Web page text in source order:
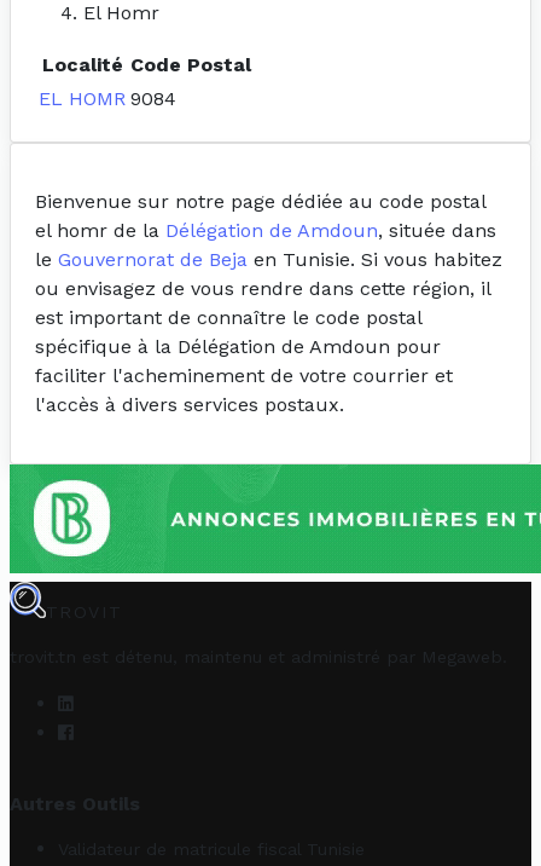
El Homr
Localité Code Postal
EL HOMR 9084
Bienvenue sur notre page dédiée au code postal
el homr de la Délégation de Amdoun, située dans
le Gouvernorat de Beja en Tunisie. Si vous habitez
ou envisagez de vous rendre dans cette région, il
est important de connaître le code postal
spécifique à la Délégation de Amdoun pour
faciliter l'acheminement de votre courrier et
l'accès à divers services postaux.
TROVIT
trovit.tn est détenu, maintenu et administré par Megaweb
Autres Outils
Validateur de matricule fiscal Tunisie